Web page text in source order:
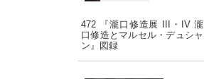
472 『瀧口修造展 III・IV 瀧
口修造とマルセル・デュシャ
ン』図録